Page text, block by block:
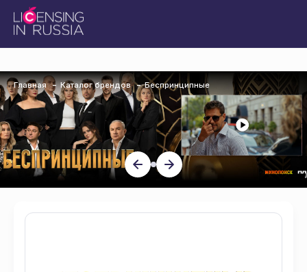
Главная Каталог брендов Беспринципные